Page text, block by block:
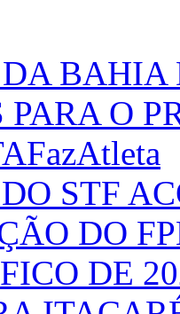
PARA O
STF
DO
DE